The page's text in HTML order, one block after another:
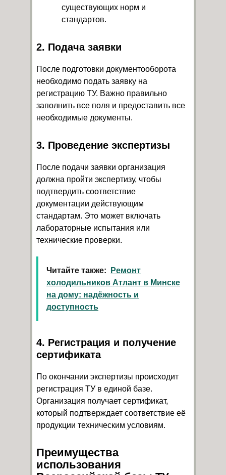
существующих норм и
стандартов.
2. Подача заявки
После подготовки документооборота
необходимо подать заявку на
регистрацию ТУ. Важно правильно
заполнить все поля и предоставить все
необходимые документы.
3. Проведение экспертизы
После подачи заявки организация
должна пройти экспертизу, чтобы
подтвердить соответствие
документации действующим
стандартам. Это может включать
лабораторные испытания или
технические проверки.
Читайте также:
Ремонт
холодильников Атлант в Минске
на дому: надёжность и
доступность
4. Регистрация и получение
сертификата
По окончании экспертизы происходит
регистрация ТУ в единой базе.
Организация получает сертификат,
который подтверждает соответствие её
продукции техническим условиям.
Преимущества
использования